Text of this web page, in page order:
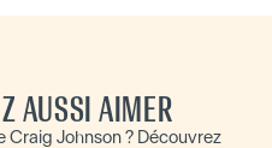
AUSSI AIMER
Craig Johnson ? Découvrez